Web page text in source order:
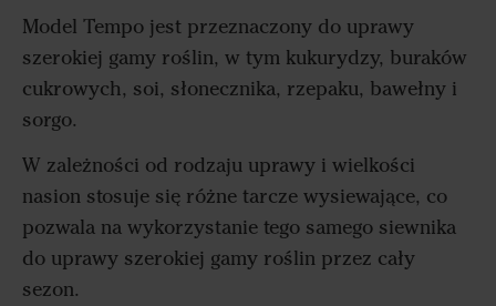
Model Tempo jest przeznaczony do uprawy
szerokiej gamy roślin, w tym kukurydzy, buraków
cukrowych, soi, słonecznika, rzepaku, bawełny i
sorgo.
W zależności od rodzaju uprawy i wielkości
nasion stosuje się różne tarcze wysiewające, co
pozwala na wykorzystanie tego samego siewnika
do uprawy szerokiej gamy roślin przez cały
sezon.